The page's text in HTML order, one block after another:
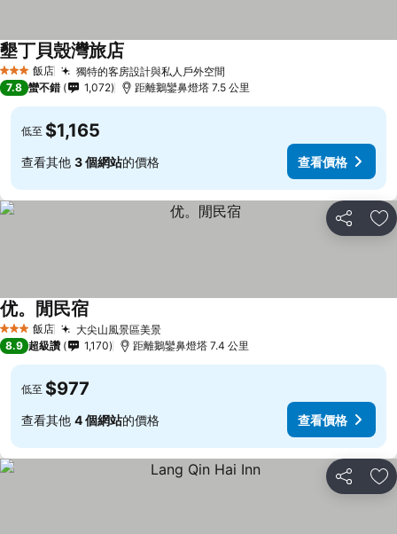
3 星級 飯店 獨特的客房設計與私人戶外空間
墾丁貝殼灣旅店
7.8 蠻不錯 1,072 距離鵝鑾鼻燈塔 7.5 公里
低至 $1,165
查看其他 3 個網站的價格 查看價格
分享 加
3 星級 飯店 大尖山風景區美景
优。閒民宿
8.9 超級讚 1,170 距離鵝鑾鼻燈塔 7.4 公里
低至 $977
查看其他 4 個網站的價格 查看價格
分享 加